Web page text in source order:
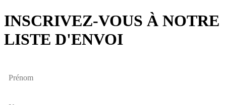
INSCRIVEZ-VOUS À NOTRE
LISTE D'ENVOI